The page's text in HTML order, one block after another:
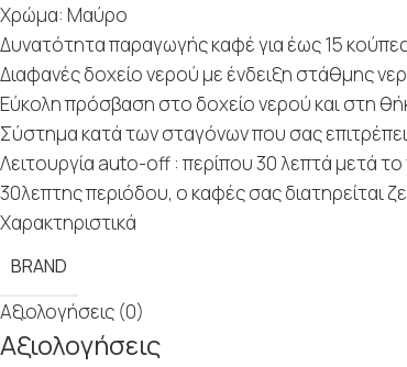
Χρώμα: Μαύρο
Δυνατότητα παραγωγής καφέ για έως 15
Διαφανές δοχείο νερού με ένδειξη στάθμης
Εύκολη πρόσβαση στο δοχείο νερού και στη
Σύστημα κατά των σταγόνων που σας
Λειτουργία auto-off : περίπου 30 λεπτά μετά
30λεπτης περιόδου, ο καφές σας διατηρείται
Χαρακτηριστικά
BRAND
Αξιολογήσεις (0)
Αξιολογήσεις